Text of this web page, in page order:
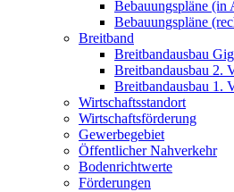
Bebauungspläne (in
Bebauungspläne
Breitband
Breitbandausbau
Breitbandausbau 2.
Breitbandausbau 1.
Wirtschaftsstandort
Wirtschaftsförderung
Gewerbegebiet
Öffentlicher Nahverkehr
Bodenrichtwerte
Förderungen